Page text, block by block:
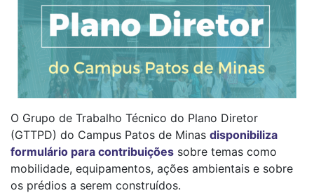
O Grupo de Trabalho Técnico do Plano Diretor
(GTTPD) do Campus Patos de Minas disponibiliza
formulário para contribuições sobre temas como
mobilidade, equipamentos, ações ambientais e sobre
os prédios a serem construídos.